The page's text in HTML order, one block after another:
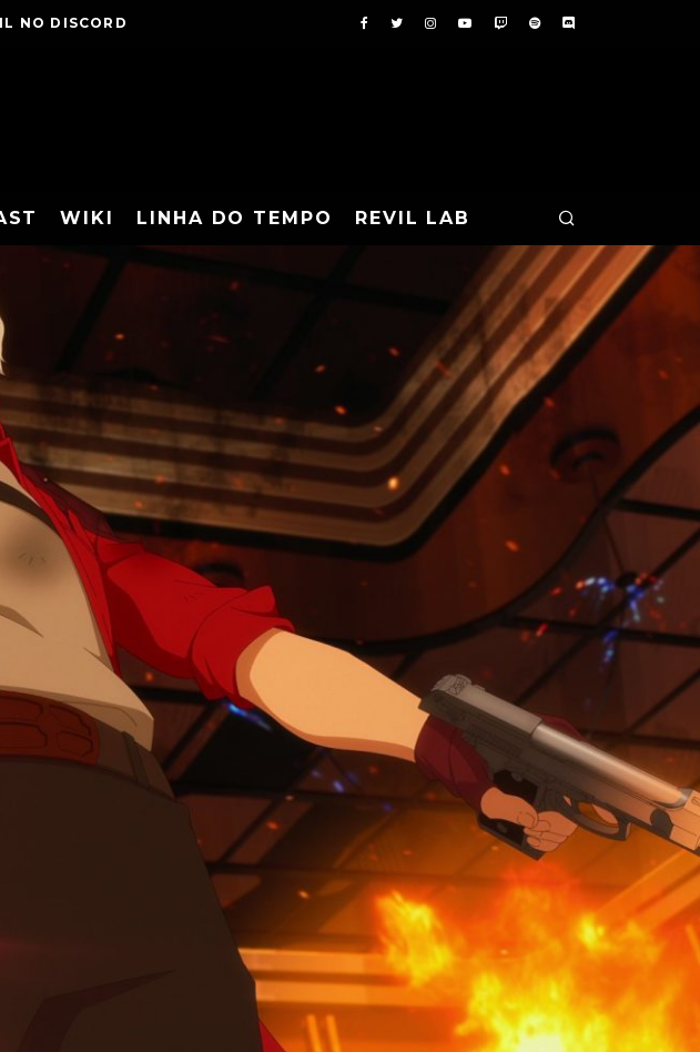
NO DISCORD
WIKI LINHA DO TEMPO REVIL LAB